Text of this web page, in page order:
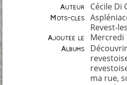
Auteur Cécile Di
Mots-clés
Revest-
Ajoutée le Mercredi
Albums
ma rue,